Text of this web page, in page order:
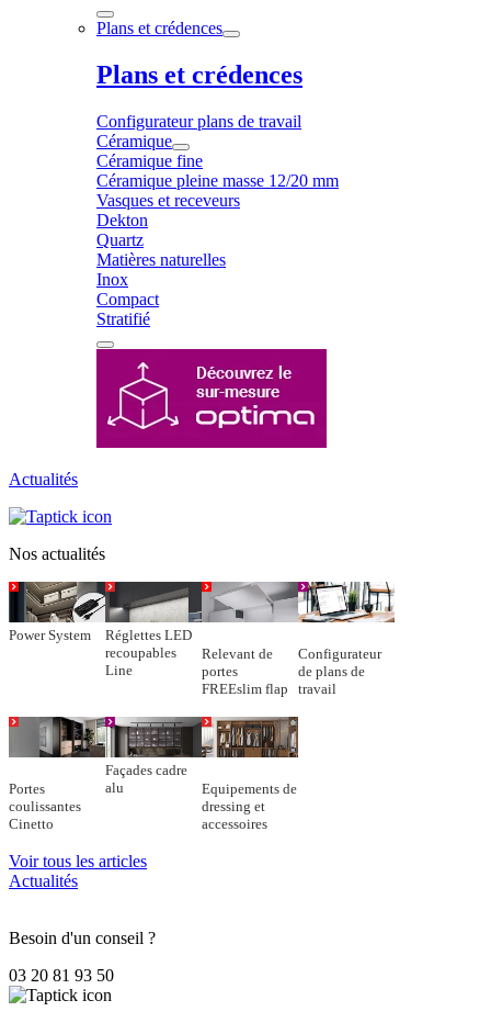
Plans et crédences
Plans et crédences
Configurateur plans de travail
Céramique
Céramique fine
Céramique pleine masse 12/20 mm
Vasques et receveurs
Dekton
Quartz
Matières naturelles
Inox
Compact
Stratifié
Actualités
Nos actualités
Power System
Réglettes LED
recoupables
Line
Relevant de
portes
FREEslim flap
Configurateur
de plans de
travail
Portes
coulissantes
Cinetto
Façades cadre
alu
Equipements de
dressing et
accessoires
Voir tous les articles
Actualités
Besoin d'un conseil ?
03 20 81 93 50